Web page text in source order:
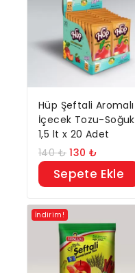
Hüp Şeftali Aromalı
İçecek Tozu-Soğuk
1,5 lt x 20 Adet
140₺ 130₺
Sepete Ekle
İndirim!